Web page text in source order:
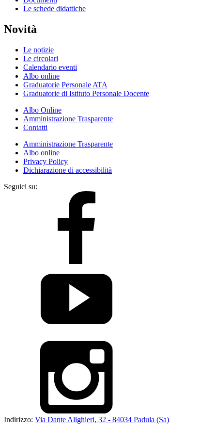
Le schede didattiche
Novità
Le notizie
Le circolari
Calendario eventi
Albo online
Graduatorie Personale ATA
Graduatorie di Istituto Personale Docente
Albo Online
Amministrazione Trasparente
Contatti
Amministrazione Trasparente
Albo online
Privacy Policy
Dichiarazione di accessibilità
Seguici su:
Indirizzo: Via Dante Alighieri, 32 - 84034 Padula (Sa)